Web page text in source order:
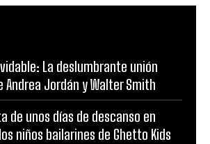
La deslumbrante unión
Jordán y Walter Smith
de unos días de descanso en
niños bailarines de Ghetto Kids